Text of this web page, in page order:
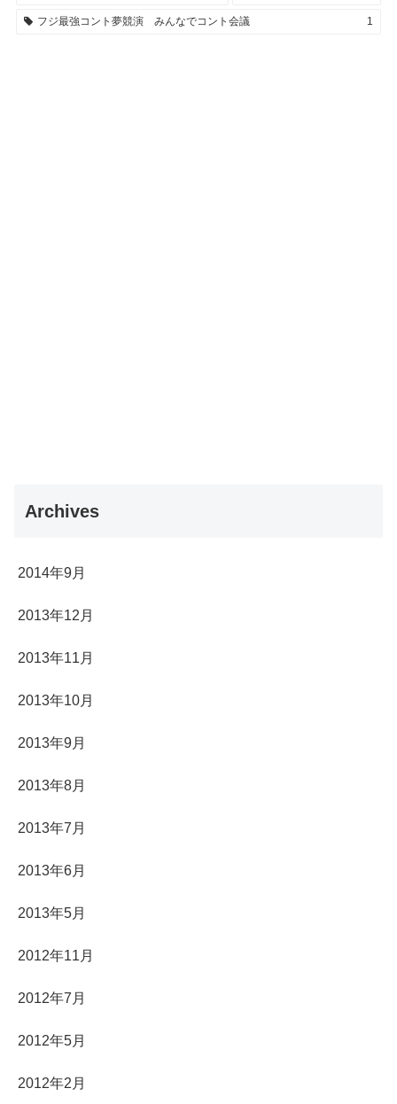
フジ最強コント夢競演 みんなでコント会議 1
Archives
2014年9月
2013年12月
2013年11月
2013年10月
2013年9月
2013年8月
2013年7月
2013年6月
2013年5月
2012年11月
2012年7月
2012年5月
2012年2月